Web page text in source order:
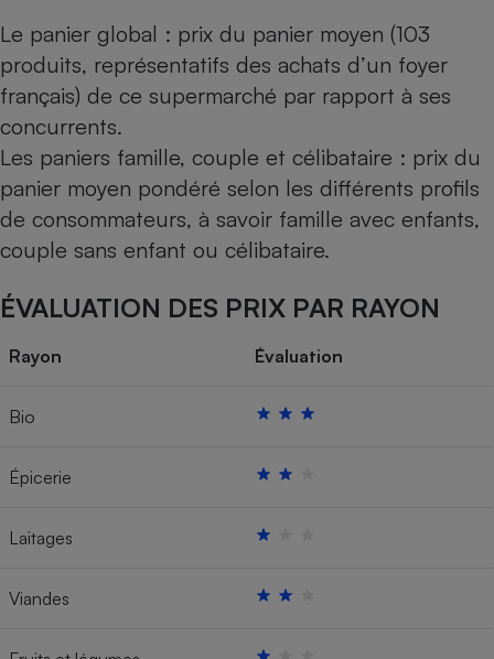
Le panier global : prix du panier moyen (103
produits, représentatifs des achats d’un foyer
français) de ce supermarché par rapport à ses
concurrents.
Les paniers famille, couple et célibataire : prix du
panier moyen pondéré selon les différents profils
de consommateurs, à savoir famille avec enfants,
couple sans enfant ou célibataire.
ÉVALUATION DES PRIX PAR RAYON
Rayon Évaluation
Bio
Épicerie
Laitages
Viandes